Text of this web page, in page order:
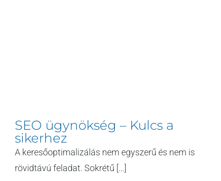
SEO ügynökség – Kulcs a
sikerhez
A keresőoptimalizálás nem egyszerű és nem is
rövidtávú feladat. Sokrétű [...]